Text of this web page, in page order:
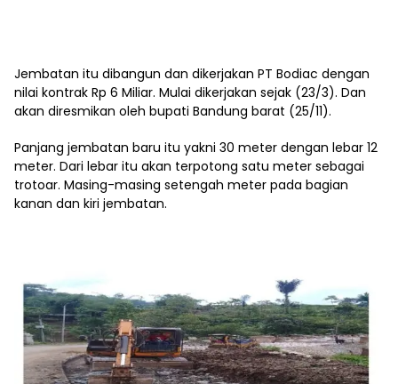
Jembatan itu dibangun dan dikerjakan PT Bodiac dengan
nilai kontrak Rp 6 Miliar. Mulai dikerjakan sejak (23/3). Dan
akan diresmikan oleh bupati Bandung barat (25/11).
Panjang jembatan baru itu yakni 30 meter dengan lebar 12
meter. Dari lebar itu akan terpotong satu meter sebagai
trotoar. Masing-masing setengah meter pada bagian
kanan dan kiri jembatan.